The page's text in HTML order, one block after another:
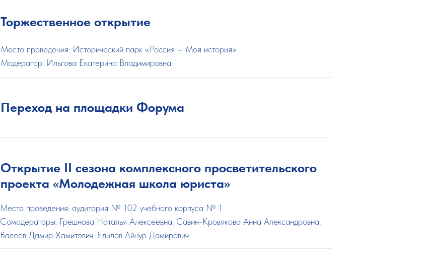
Торжественное открытие
Место проведения: Исторический парк «Россия – Моя история»
Модератор: Ильгова Екатерина Владимировна
Переход на площадки Форума
Открытие II сезона комплексного просветительского
проекта «Молодежная школа юриста»
Место проведения: аудитория № 102 учебного корпуса № 1
Сомодераторы: Грешнова Наталья Алексеевна, Савин-Кровякова Анна Александровна,
Валеев Дамир Хамитович, Ялилов Айнур Дамирович